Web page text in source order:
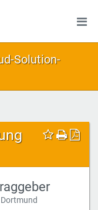
Solution-